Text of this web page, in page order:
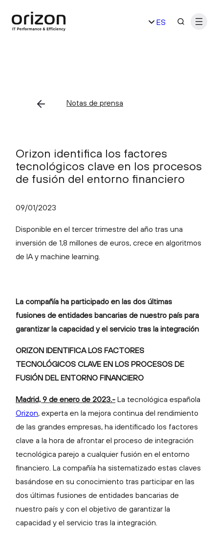
ES
Notas de prensa
Orizon identifica los factores
tecnológicos clave en los procesos
de fusión del entorno financiero
09/01/2023
Disponible en el tercer trimestre del año tras una
inversión de 1,8 millones de euros, crece en algoritmos
de IA y machine learning.
La compañía ha participado en las dos últimas
fusiones de entidades bancarias de nuestro país para
garantizar la capacidad y el servicio tras la integración
ORIZON IDENTIFICA LOS FACTORES
TECNOLÓGICOS CLAVE EN LOS PROCESOS DE
FUSIÓN DEL ENTORNO FINANCIERO
Madrid, 9 de enero de 2023.- La tecnológica española
Orizon, experta en la mejora continua del rendimiento
de las grandes empresas, ha identificado los factores
clave a la hora de afrontar el proceso de integración
tecnológica parejo a cualquier fusión en el entorno
financiero. La compañía ha sistematizado estas claves
basándose en su conocimiento tras participar en las
dos últimas fusiones de entidades bancarias de
nuestro país y con el objetivo de garantizar la
capacidad y el servicio tras la integración.